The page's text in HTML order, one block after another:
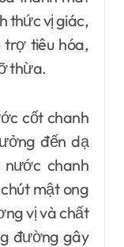
thức vị giác,
trợ tiêu hóa,
thừa.
cốt chanh
đến dạ
chanh
mật ong
vị và chất
đường gây